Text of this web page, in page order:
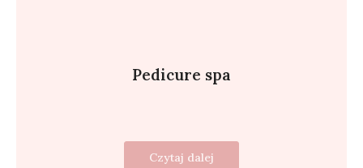
Pedicure spa
Czytaj dalej